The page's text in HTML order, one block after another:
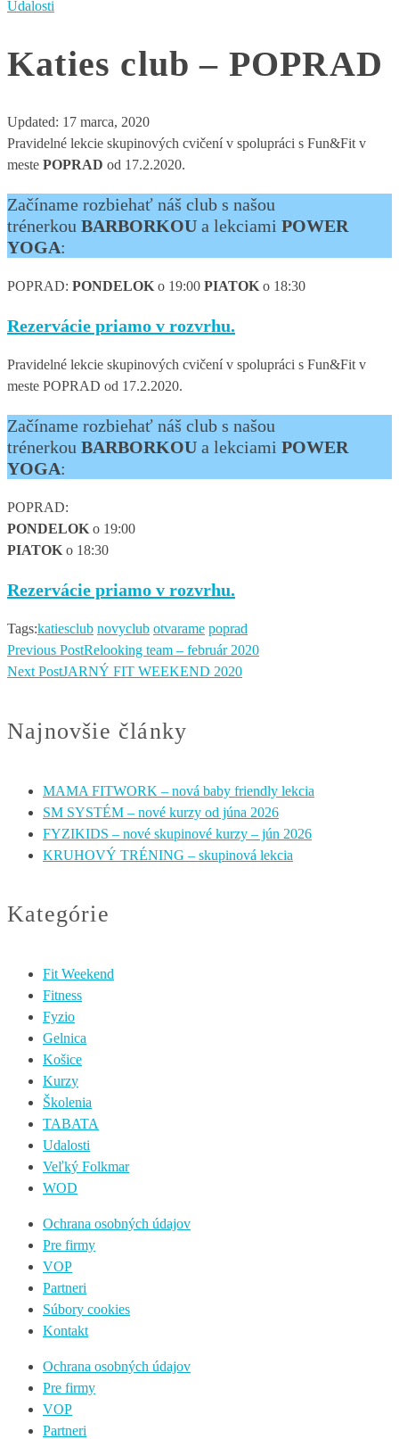
Udalosti
Katies club – POPRAD
Updated: 17 marca, 2020
Pravidelné lekcie skupinových cvičení v spolupráci s Fun&Fit v
meste POPRAD od 17.2.2020.
Začíname rozbiehať náš club s našou
trénerkou BARBORKOU a lekciami POWER
YOGA:
POPRAD: PONDELOKo 19:00 PIATOKo 18:30
Rezervácie priamo v rozvrhu.
Pravidelné lekcie skupinových cvičení v spolupráci s Fun&Fit v
meste POPRAD od 17.2.2020.
Začíname rozbiehať náš club s našou
trénerkou BARBORKOU a lekciami POWER
YOGA:
POPRAD:
PONDELOKo 19:00
PIATOKo 18:30
Rezervácie priamo v rozvrhu.
Tags:katiesclub novyclub otvarame poprad
Previous PostRelooking team – február 2020
Next PostJARNÝ FIT WEEKEND 2020
Najnovšie články
MAMA FITWORK – nová baby friendly lekcia
SM SYSTÉM – nové kurzy od júna 2026
FYZIKIDS – nové skupinové kurzy – jún 2026
KRUHOVÝ TRÉNING – skupinová lekcia
Kategórie
Fit Weekend
Fitness
Fyzio
Gelnica
Košice
Kurzy
Školenia
TABATA
Udalosti
Veľký Folkmar
WOD
Ochrana osobných údajov
Pre firmy
VOP
Partneri
Súbory cookies
Kontakt
Ochrana osobných údajov
Pre firmy
VOP
Partneri